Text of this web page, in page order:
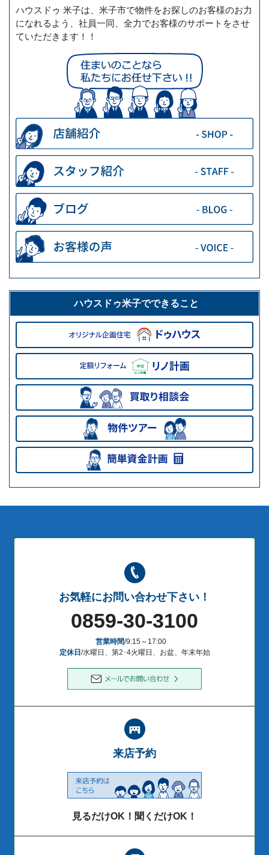
ハウスドゥ 米子は、米子市で物件をお探しのお客様のお力
になれるよう、社員一同、全力でお客様のサポートをさせ
ていただきます！！
ハウスドゥ米子でできること
お気軽にお問い合わせ下さい！
0859-30-3100
営業時間/9:15～17:00
定休日 /水曜日、第2･4火曜日、お盆、年末年始
来店予約
見るだけOK！聞くだけOK！